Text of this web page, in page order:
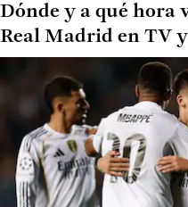
Dónde y a qué hora
Real Madrid en TV